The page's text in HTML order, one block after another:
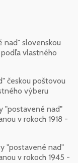
slovenskou
vlastného
českou poštovou
výberu
"postavené nad"
v rokoch 1918 -
"postavené nad"
v rokoch 1945 -